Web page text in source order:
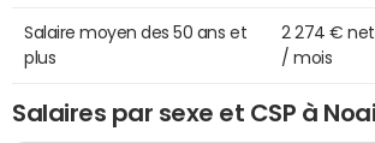
Salaire moyen des 50 ans et
plus
2 274 €
/ mois
Salaires par sexe et CSP à